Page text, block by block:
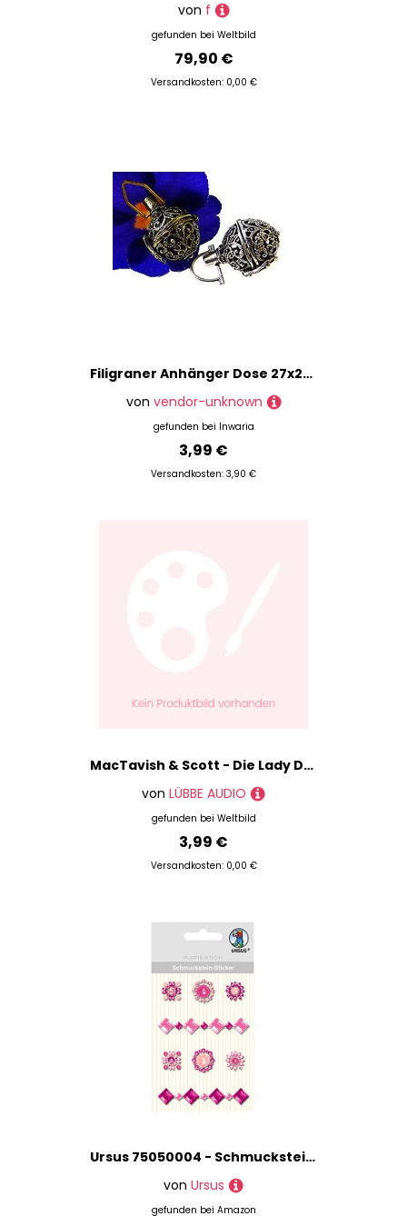
von f
gefunden bei Weltbild
79,90 €
Versandkosten: 0,00 €
Filigraner Anhänger Dose 27x20mm Medaillon Metall zum Öffnen schließbar, neu
von vendor-unknown
gefunden bei Inwaria
3,99 €
Versandkosten: 3,90 €
MacTavish & Scott - Die Lady Detectives von Edinburgh - 4 - Das rätselhafte Medaillon - Gitta Edelmann (Hörbuch-Download)
von LÜBBE AUDIO
gefunden bei Weltbild
3,99 €
Versandkosten: 0,00 €
Ursus 75050004 - Schmuckstein Sticker Medaillons, pink, 8 Stück, selbstklebend, einfach von der Fole abzuziehen, ideal geeignet für Scrapbooking, Kartengestaltung und zur Dekoration
von Ursus
gefunden bei Amazon